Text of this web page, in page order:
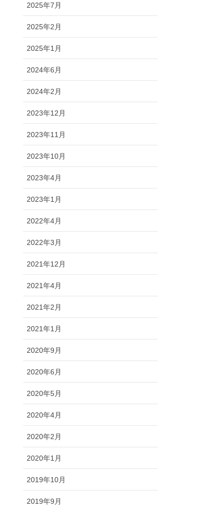
2025年7月
2025年2月
2025年1月
2024年6月
2024年2月
2023年12月
2023年11月
2023年10月
2023年4月
2023年1月
2022年4月
2022年3月
2021年12月
2021年4月
2021年2月
2021年1月
2020年9月
2020年6月
2020年5月
2020年4月
2020年2月
2020年1月
2019年10月
2019年9月